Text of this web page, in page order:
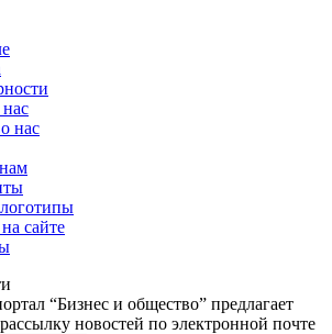
нас
сайте
“Бизнес и общество” предлагает
новостей по электронной почте